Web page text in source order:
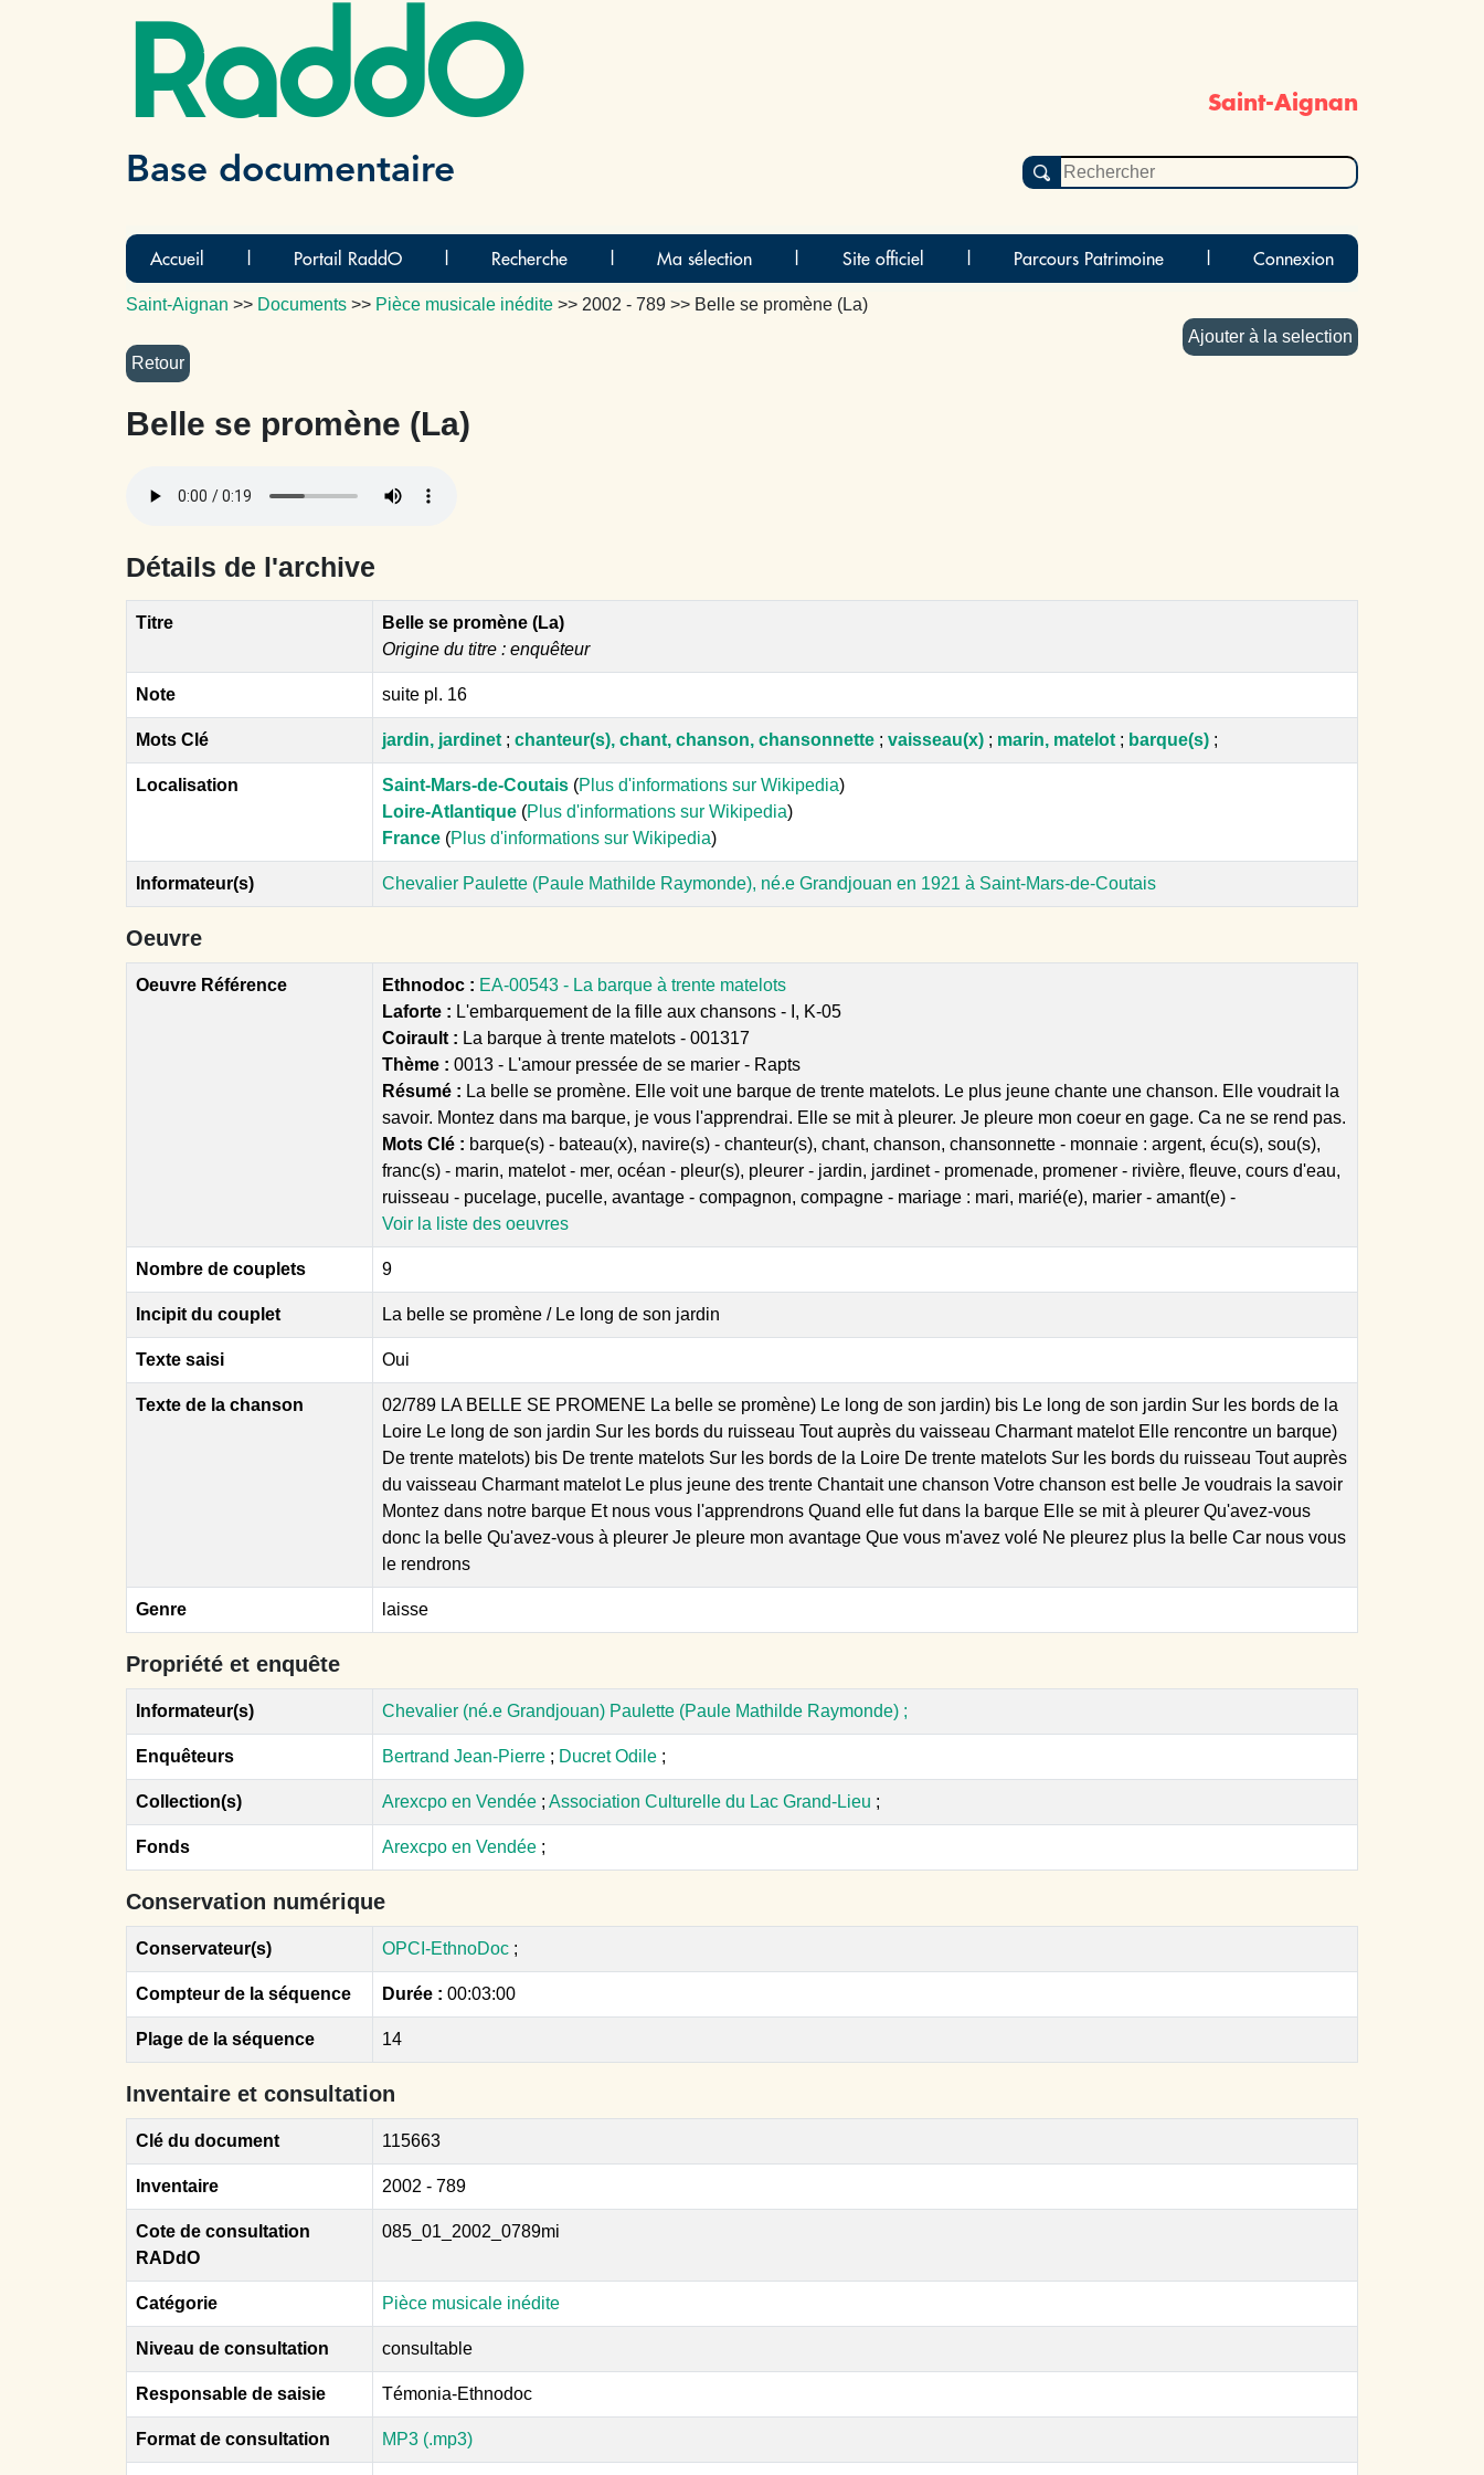
RaddO Saint-Aignan
Base documentaire
Accueil Portail RaddO Recherche Ma sélection Site officiel Parcours Patrimoine Connexion
Saint-Aignan >> Documents >> Pièce musicale inédite >> 2002 - 789 >> Belle se promène (La)
Ajouter à la selection
Belle se promène (La)
Détails de l'archive
Titre
Belle se promène (La)
Origine du titre : enquêteur
Note suite pl. 16
Mots Clé jardin, jardinet ; chanteur(s), chant, chanson, chansonnette ; vaisseau(x) ; marin, matelot ; barque(s) ;
Localisation Saint-Mars-de-Coutais (Plus d'informations sur Wikipedia)
Loire-Atlantique (Plus d'informations sur Wikipedia)
France (Plus d'informations sur Wikipedia)
Informateur(s) Chevalier Paulette (Paule Mathilde Raymonde), né.e Grandjouan en 1921 à Saint-Mars-de-Coutais
Oeuvre
Oeuvre Référence Ethnodoc : EA-00543 - La barque à trente matelots
Laforte : L'embarquement de la fille aux chansons - I, K-05
Coirault : La barque à trente matelots - 001317
Thème : 0013 - L'amour pressée de se marier - Rapts
Résumé : La belle se promène. Elle voit une barque de trente matelots. Le plus jeune chante une chanson. Elle voudrait la
savoir. Montez dans ma barque, je vous l'apprendrai. Elle se mit à pleurer. Je pleure mon coeur en gage. Ca ne se rend pas.
Mots Clé : barque(s) - bateau(x), navire(s) - chanteur(s), chant, chanson, chansonnette - monnaie : argent, écu(s), sou(s),
franc(s) - marin, matelot - mer, océan - pleur(s), pleurer - jardin, jardinet - promenade, promener - rivière, fleuve, cours d'eau,
ruisseau - pucelage, pucelle, avantage - compagnon, compagne - mariage : mari, marié(e), marier - amant(e) -
Voir la liste des oeuvres
Nombre de couplets 9
Incipit du couplet La belle se promène / Le long de son jardin
Texte saisi Oui
Texte de la chanson
02/789 LA BELLE SE PROMENE La belle se promène) Le long de son jardin) bis Le long de son jardin Sur les bords de la
Loire Le long de son jardin Sur les bords du ruisseau Tout auprès du vaisseau Charmant matelot Elle rencontre un barque)
De trente matelots) bis De trente matelots Sur les bords de la Loire De trente matelots Sur les bords du ruisseau Tout auprès
du vaisseau Charmant matelot Le plus jeune des trente Chantait une chanson Votre chanson est belle Je voudrais la savoir
Montez dans notre barque Et nous vous l'apprendrons Quand elle fut dans la barque Elle se mit à pleurer Qu'avez-vous
donc la belle Qu'avez-vous à pleurer Je pleure mon avantage Que vous m'avez volé Ne pleurez plus la belle Car nous vous
le rendrons
Genre laisse
Propriété et enquête
Informateur(s) Chevalier (né.e Grandjouan) Paulette (Paule Mathilde Raymonde) ;
Enquêteurs Bertrand Jean-Pierre ; Ducret Odile ;
Collection(s) Arexcpo en Vendée ; Association Culturelle du Lac Grand-Lieu ;
Fonds Arexcpo en Vendée ;
Conservation numérique
Conservateur(s) OPCI-EthnoDoc ;
Compteur de la séquence Durée : 00:03:00
Plage de la séquence 14
Inventaire et consultation
Clé du document 115663
Inventaire 2002 - 789
Cote de consultation
RADdO
085_01_2002_0789mi
Catégorie Pièce musicale inédite
Niveau de consultation consultable
Responsable de saisie Témonia-Ethnodoc
Format de consultation MP3 (.mp3)